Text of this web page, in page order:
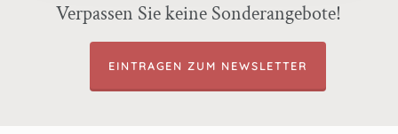
Verpassen Sie keine Sonderangebote!
EINTRAGEN ZUM NEWSLETTER